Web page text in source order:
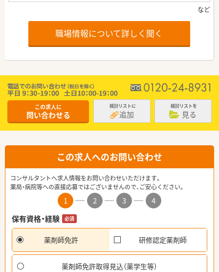
職場情報について詳しく聞く
この求人に
問い合わせる
検討リストに
追加
検討リストを
見る
この求人へのお問い合わせ
コンサルタントへ求人情報をお問い合わせいただけます。
薬局・病院等への直接応募ではございませんので、ご安心ください。
1 2 3
4
保有資格・経験
必須
薬剤師免許 研修認定薬剤師
薬剤師免許取得見込（薬学生等）